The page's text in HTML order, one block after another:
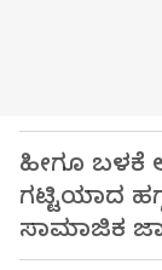
ಹೀಗೂ ಬಳಕೆ
ಗಟ್ಟಿಯಾದ
ಸಾಮಾಜಿಕ